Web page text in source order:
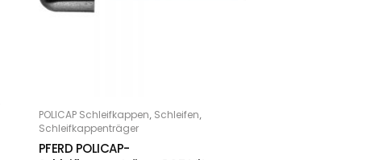
OPTIONS
POLICAP Schleifkappen Schleifen
Schleifkappenträger
PFERD POLICAP-